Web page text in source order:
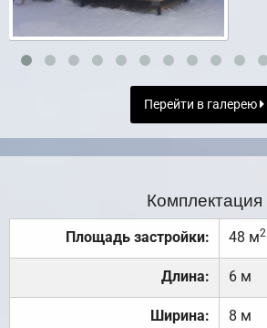
Перейти в галерею
Комплектация
Площадь застройки: 48 м2
Длина: 6 м
Ширина: 8 м